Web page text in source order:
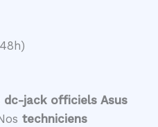
dc-jack officiels Asus
techniciens